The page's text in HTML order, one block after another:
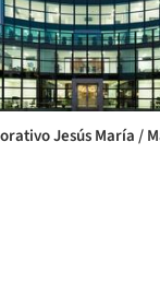
Jesús María /